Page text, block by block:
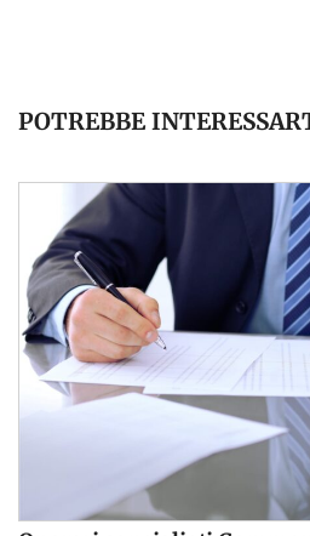
POTREBBE